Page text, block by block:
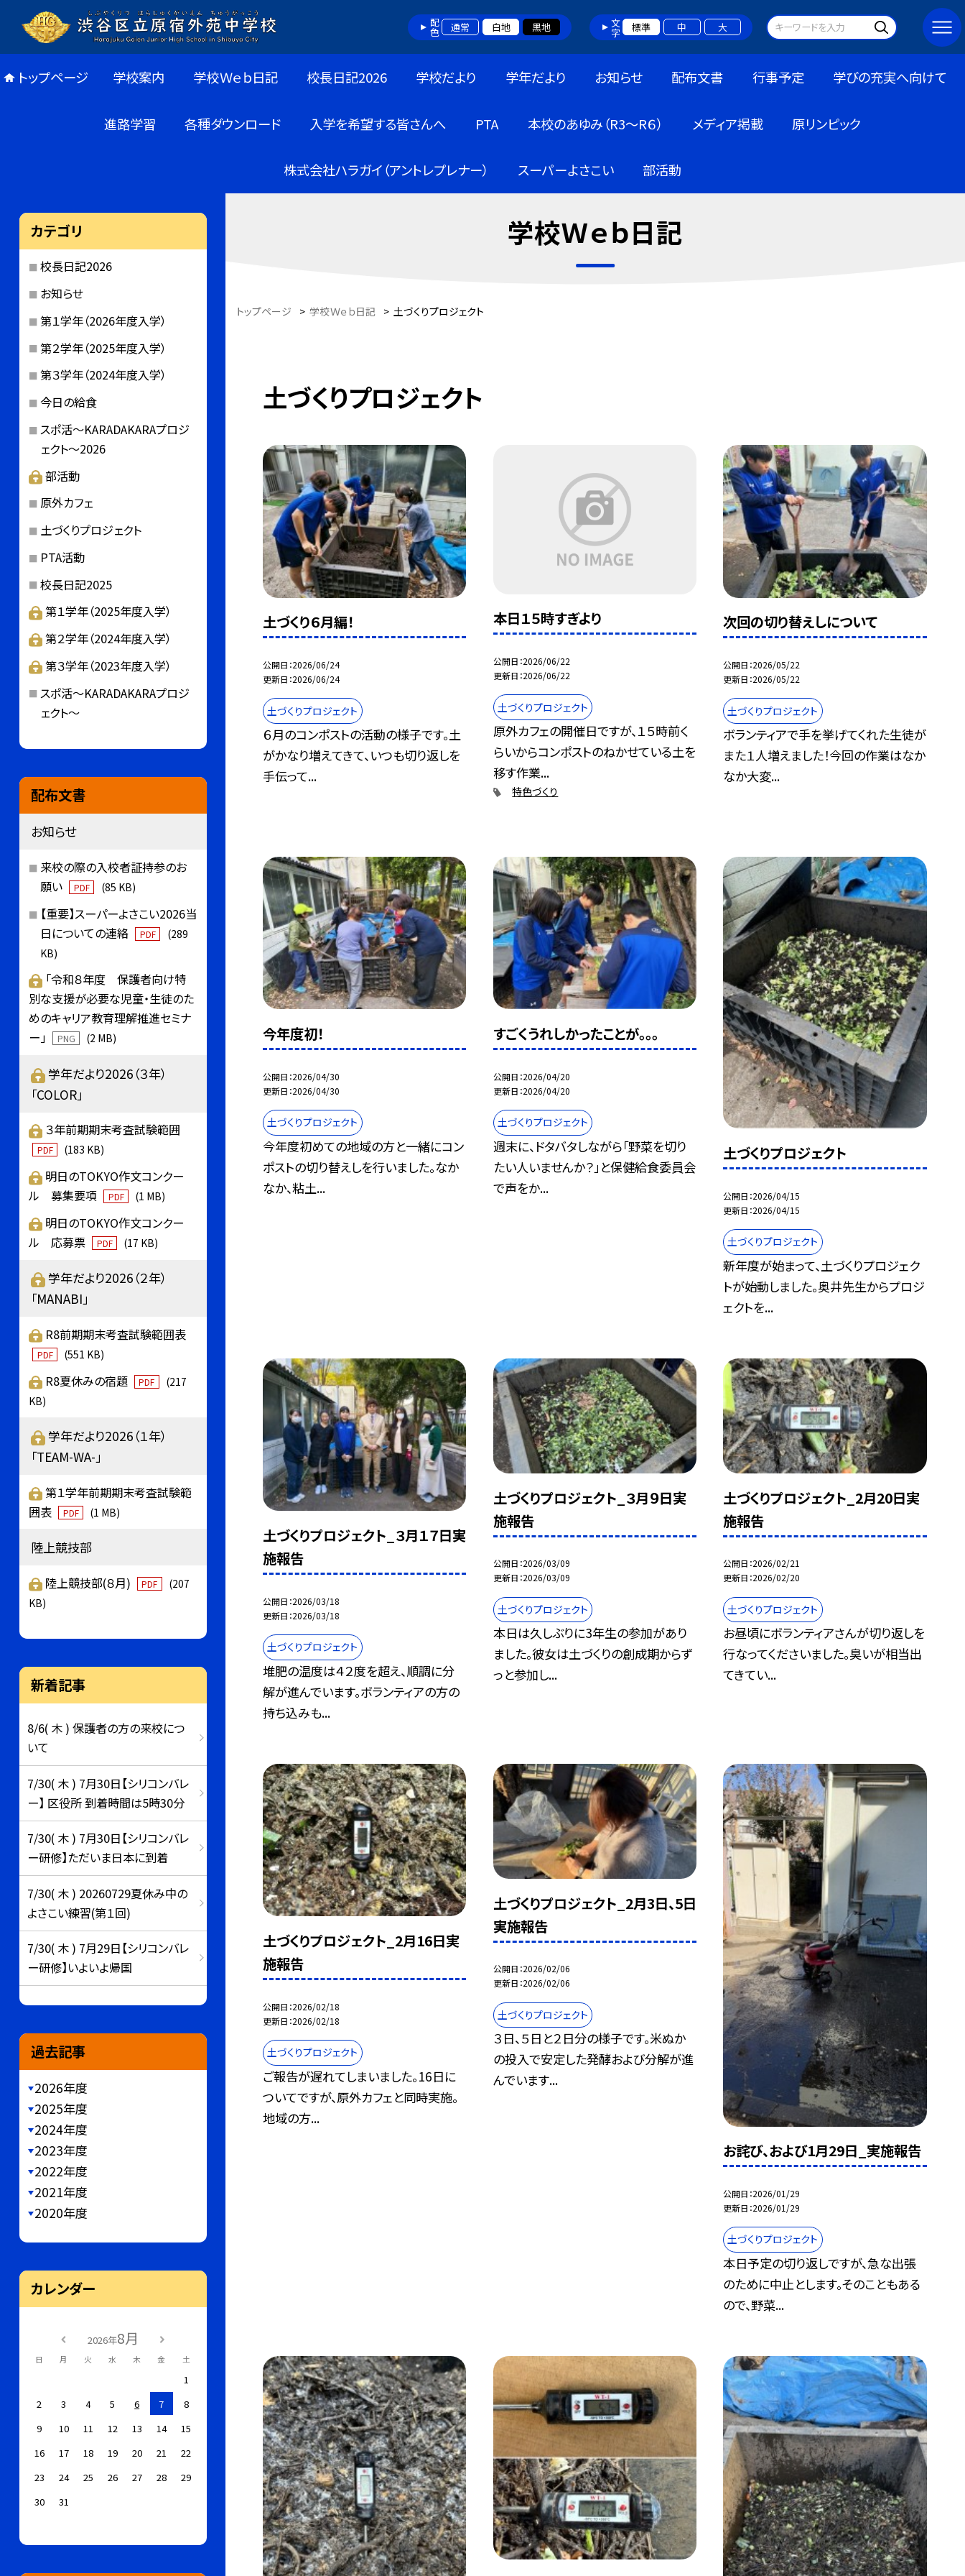
配色 通常 白地 黒地 文字 標準 中 大
トップページ 学校案内 学校Ｗｅｂ日記 校長日記2026 学校だより 学年だより お知らせ 配布文書 行事予定 学びの充実へ向けて
進路学習 各種ダウンロード 入学を希望する皆さんへ PTA 本校のあゆみ（R3～R６） メディア掲載 原リンピック
株式会社ハラガイ（アントレプレナー） スーパーよさこい 部活動
学校Ｗｅｂ日記
トップページ > 学校Ｗｅｂ日記 > 土づくりプロジェクト
土づくりプロジェクト
土づくり６月編！
公開日 2026/06/24
更新日 2026/06/24
土づくりプロジェクト
６月のコンポストの活動の様子です。土
がかなり増えてきて、いつも切り返しを
手伝って...
本日１５時すぎより
公開日 2026/06/22
更新日 2026/06/22
土づくりプロジェクト
原外カフェの開催日ですが、１５時前く
らいからコンポストのねかせている土を
移す作業...
特色づくり
次回の切り替えしについて
公開日 2026/05/22
更新日 2026/05/22
土づくりプロジェクト
ボランティアで手を挙げてくれた生徒が
また１人増えました！今回の作業はなか
なか大変...
今年度初！
公開日 2026/04/30
更新日 2026/04/30
土づくりプロジェクト
今年度初めての地域の方と一緒にコン
ポストの切り替えしを行いました。なか
なか、粘土...
すごくうれしかったことが。。。
公開日 2026/04/20
更新日 2026/04/20
土づくりプロジェクト
週末に、ドタバタしながら「野菜を切り
たい人いませんか？」と保健給食委員会
で声をか...
土づくりプロジェクト
公開日 2026/04/15
更新日 2026/04/15
土づくりプロジェクト
新年度が始まって、土づくりプロジェク
トが始動しました。奥井先生からプロジ
ェクトを...
土づくりプロジェクト_３月１７日実
施報告
公開日 2026/03/18
更新日 2026/03/18
土づくりプロジェクト
堆肥の温度は４２度を超え、順調に分
解が進んでいます。ボランティアの方の
持ち込みも...
土づくりプロジェクト_３月９日実
施報告
公開日 2026/03/09
更新日 2026/03/09
土づくりプロジェクト
本日は久しぶりに3年生の参加があり
ました。彼女は土づくりの創成期からず
っと参加し...
土づくりプロジェクト_2月20日実
施報告
公開日 2026/02/21
更新日 2026/02/20
土づくりプロジェクト
お昼頃にボランティアさんが切り返しを
行なってくださいました。臭いが相当出
てきてい...
土づくりプロジェクト_2月16日実
施報告
公開日 2026/02/18
更新日 2026/02/18
土づくりプロジェクト
ご報告が遅れてしまいました。16日に
ついてですが、原外カフェと同時実施。
地域の方...
土づくりプロジェクト_2月3日、5日
実施報告
公開日 2026/02/06
更新日 2026/02/06
土づくりプロジェクト
３日、５日と２日分の様子です。米ぬか
の投入で安定した発酵および分解が進
んでいます...
お詫び、および1月29日_実施報告
公開日 2026/01/29
更新日 2026/01/29
土づくりプロジェクト
本日予定の切り返しですが、急な出張
のために中止とします。そのこともある
ので、野菜...
カテゴリ
校長日記2026
お知らせ
第１学年（2026年度入学）
第２学年（2025年度入学）
第３学年（2024年度入学）
今日の給食
スポ活～KARADAKARAプロジ
ェクト～2026
部活動
原外カフェ
土づくりプロジェクト
PTA活動
校長日記2025
第１学年（2025年度入学）
第２学年（2024年度入学）
第３学年（2023年度入学）
スポ活～KARADAKARAプロジ
ェクト～
配布文書
お知らせ
来校の際の入校者証持参のお
願い
PDF (85 KB)
【重要】スーパーよさこい2026当
日についての連絡
PDF
(289
KB)
「令和８年度 保護者向け特
別な支援が必要な児童・生徒のた
めのキャリア教育理解推進セミナ
ー」
PNG (2 MB)
学年だより2026（３年）
「COLOR」
３年前期期末考査試験範囲
PDF (183 KB)
明日のTOKYO作文コンクー
ル 募集要項
PDF (1 MB)
明日のTOKYO作文コンクー
ル 応募票
PDF (17 KB)
学年だより2026（２年）
「MANABI」
R8前期期末考査試験範囲表
PDF (551 KB)
R8夏休みの宿題 PDF
(217
KB)
学年だより2026（１年）
「TEAM-WA-」
第１学年前期期末考査試験範
囲表
PDF (1 MB)
陸上競技部
陸上競技部(８月) PDF
(207
KB)
新着記事
8/6( 木 ) 保護者の方の来校につ
いて
7/30( 木 ) 7月30日【シリコンバレ
ー】 区役所 到着時間は5時30分
7/30( 木 ) 7月30日【シリコンバレ
ー研修】ただいま日本に到着
7/30( 木 ) 20260729夏休み中の
よさこい練習(第１回)
7/30( 木 ) 7月29日【シリコンバレ
ー研修】いよいよ帰国
過去記事
2026年度
2025年度
2024年度
2023年度
2022年度
2021年度
2020年度
カレンダー
2026年8月
日 月 火 水 木 金 土
1
2
3 4 5 6 7
8
9
10 11 12 13 14
15
16
17 18 19 20 21
22
23
24 25 26 27 28
29
30
31